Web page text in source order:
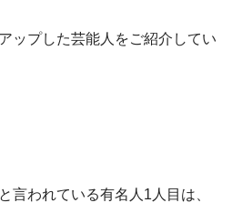
ップした芸能人をご紹介してい
言われている有名人1人目は、